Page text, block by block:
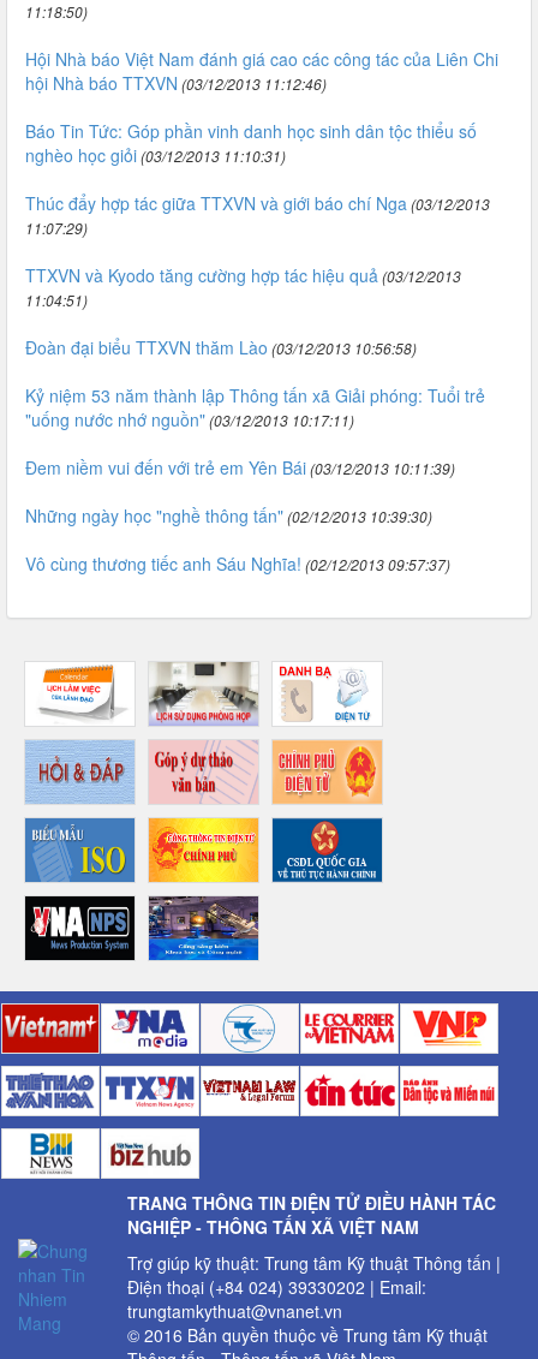
11:18:50)
Hội Nhà báo Việt Nam đánh giá cao các công tác của Liên Chi
hội Nhà báo TTXVN (03/12/2013 11:12:46)
Báo Tin Tức: Góp phần vinh danh học sinh dân tộc thiểu số
nghèo học giỏi(03/12/2013 11:10:31)
Thúc đẩy hợp tác giữa TTXVN và giới báo chí Nga(03/12/2013
11:07:29)
TTXVN và Kyodo tăng cường hợp tác hiệu quả(03/12/2013
11:04:51)
Đoàn đại biểu TTXVN thăm Lào (03/12/2013 10:56:58)
Kỷ niệm 53 năm thành lập Thông tấn xã Giải phóng: Tuổi trẻ
"uống nước nhớ nguồn"(03/12/2013 10:17:11)
Đem niềm vui đến với trẻ em Yên Bái(03/12/2013 10:11:39)
Những ngày học "nghề thông tấn"(02/12/2013 10:39:30)
Vô cùng thương tiếc anh Sáu Nghĩa! (02/12/2013 09:57:37)
TRANG THÔNG TIN ĐIỆN TỬ ĐIỀU HÀNH TÁC
NGHIỆP - THÔNG TẤN XÃ VIỆT NAM
Trợ giúp kỹ thuật: Trung tâm Kỹ thuật Thông tấn |
Điện thoại (+84 024) 39330202 | Email:
trungtamkythuat@vnanet.vn
© 2016 Bản quyền thuộc về Trung tâm Kỹ thuật